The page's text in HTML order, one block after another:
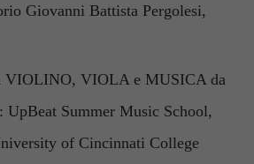
Giovanni Battista Pergolesi,
VIOLINO, VIOLA e MUSICA da
Summer Music School,
of Cincinnati College